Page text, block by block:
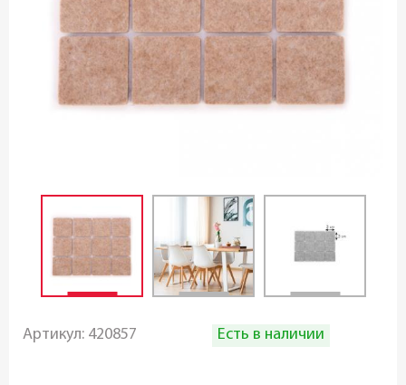
Артикул: 420857 Есть в наличии